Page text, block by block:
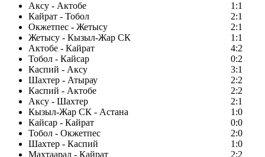
Аксу - Актобе
1:1
Кайрат - Тобол
2:1
Окжетпес - Жетысу
2:1
Жетысу - Кызыл-Жар СК
1:1
Актобе - Кайрат
4:2
Тобол - Кайсар
0:2
Каспий - Аксу
3:1
Шахтер - Атырау
2:2
Каспий - Актобе
2:2
Аксу - Шахтер
2:1
Кызыл-Жар СК - Астана
1:0
Кайсар - Кайрат
0:0
Тобол - Окжетпес
2:0
Шахтер - Каспий
1:0
Махтаарал - Кайрат
2:2